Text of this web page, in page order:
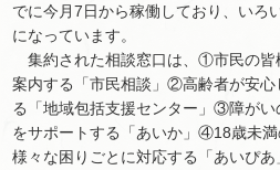
でに今月7日から稼働しており、いろ
になっています。
集約された相談窓口は、①市民の皆
案内する「市民相談」②高齢者が安心
る「地域包括支援センター」③障がい
をサポートする「あいか」④18歳未
様々な困りごとに対応する「あいぴ